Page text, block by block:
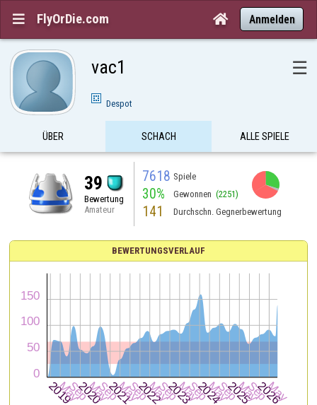
 FlyOrDie.com  Anmelden
vac1 ☰
Despot
ÜBER SCHACH ALLE SPIELE
39
Bewertung
Amateur
7618 Spiele
30% Gewonnen (2251)
141 Durchschn. Gegnerbewertung
BEWERTUNGSVERLAUF